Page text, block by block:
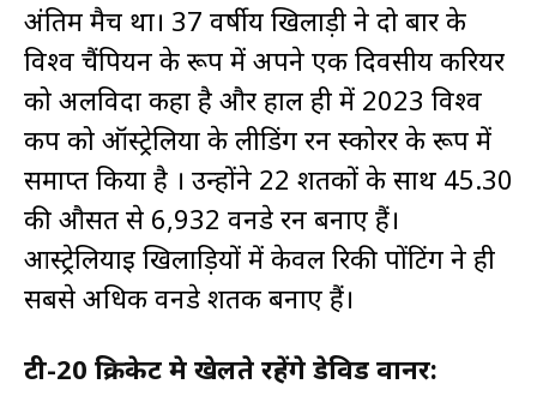
अंतिम मैच था। 37 वर्षीय खिलाड़ी ने दो बार के
विश्व चैंपियन के रूप में अपने एक दिवसीय करियर
को अलविदा कहा है और हाल ही में 2023 विश्व
कप को ऑस्ट्रेलिया के लीडिंग रन स्कोरर के रूप में
समाप्त किया है । उन्होंने 22 शतकों के साथ 45.30
की औसत से 6,932 वनडे रन बनाए हैं।
आस्ट्रेलियाई खिलाड़ियों में केवल रिकी पोंटिंग ने ही
सबसे अधिक वनडे शतक बनाए हैं।
टी-20 क्रिकेट मे खेलते रहेंगे डेविड वार्नर: